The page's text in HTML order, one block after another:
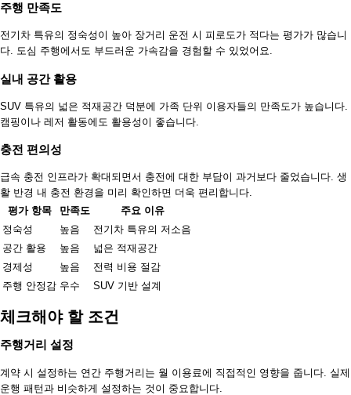
주행 만족도
전기차 특유의 정숙성이 높아 장거리 운전 시 피로도가 적다는 평가가 많습니
다. 도심 주행에서도 부드러운 가속감을 경험할 수 있었어요.
실내 공간 활용
SUV 특유의 넓은 적재공간 덕분에 가족 단위 이용자들의 만족도가 높습니다.
캠핑이나 레저 활동에도 활용성이 좋습니다.
충전 편의성
급속 충전 인프라가 확대되면서 충전에 대한 부담이 과거보다 줄었습니다. 생
활 반경 내 충전 환경을 미리 확인하면 더욱 편리합니다.
평가 항목
만족도
주요 이유
정숙성
높음
전기차 특유의 저소음
공간 활용
높음
넓은 적재공간
경제성
높음
전력 비용 절감
주행 안정감 우수 SUV 기반 설계
체크해야 할 조건
주행거리 설정
계약 시 설정하는 연간 주행거리는 월 이용료에 직접적인 영향을 줍니다. 실제
운행 패턴과 비슷하게 설정하는 것이 중요합니다.